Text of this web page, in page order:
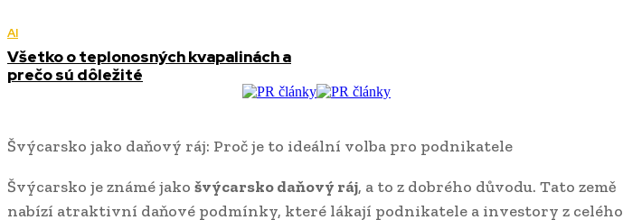
AI
Všetko o teplonosných kvapalinách a
prečo sú dôležité
Švýcarsko jako daňový ráj: Proč je to ideální volba pro podnikatele
Švýcarsko je známé jako švýcarsko daňový ráj, a to z dobrého důvodu. Tato země
nabízí atraktivní daňové podmínky, které lákají podnikatele a investory z celého